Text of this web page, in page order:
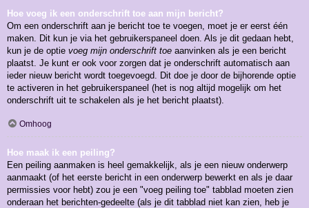
Hoe voeg ik een onderschrift toe aan mijn bericht?
Om een onderschrift aan je bericht toe te voegen, moet je er eerst één
maken. Dit kun je via het gebruikerspaneel doen. Als je dit gedaan hebt,
kun je de optie voeg mijn onderschrift toe aanvinken als je een bericht
plaatst. Je kunt er ook voor zorgen dat je onderschrift automatisch aan
ieder nieuw bericht wordt toegevoegd. Dit doe je door de bijhorende optie
te activeren in het gebruikerspaneel (het is nog altijd mogelijk om het
onderschrift uit te schakelen als je het bericht plaatst).
Omhoog
Hoe maak ik een peiling?
Een peiling aanmaken is heel gemakkelijk, als je een nieuw onderwerp
aanmaakt (of het eerste bericht in een onderwerp bewerkt en als je daar
permissies voor hebt) zou je een "voeg peiling toe" tabblad moeten zien
onderaan het berichten-gedeelte (als je dit tabblad niet kan zien, heb je